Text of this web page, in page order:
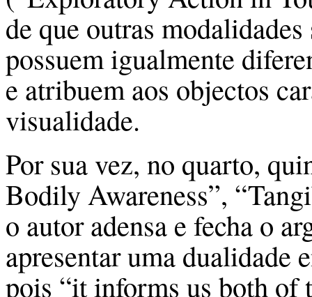
de que outras
possuem igualmente
e atribuem aos objectos
visualidade.
Por sua vez, no quarto,
Bodily Awareness”,
o autor adensa e fecha o
apresentar uma dualidade
pois “it informs us both of